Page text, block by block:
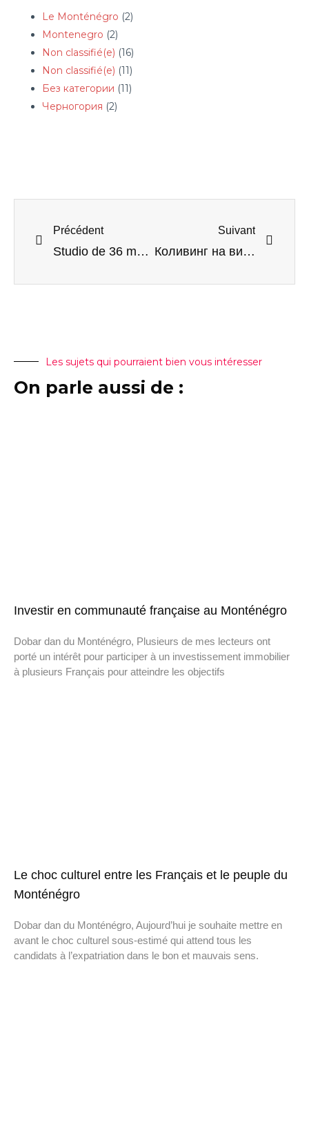
Le Monténégro (2)
Montenegro (2)
Non classifié(e) (16)
Non classifié(e) (11)
Без категории (11)
Черногория (2)
Précédent
Studio de 36 m2 avec chambre indépendante + terrasse
Suivant
Коливинг на вилле с бассейном недалеко от моря
Les sujets qui pourraient bien vous intéresser
On parle aussi de :
Investir en communauté française au Monténégro
Dobar dan du Monténégro, Plusieurs de mes lecteurs ont
porté un intérêt pour participer à un investissement immobilier
à plusieurs Français pour atteindre les objectifs
Le choc culturel entre les Français et le peuple du
Monténégro
Dobar dan du Monténégro, Aujourd’hui je souhaite mettre en
avant le choc culturel sous-estimé qui attend tous les
candidats à l’expatriation dans le bon et mauvais sens.